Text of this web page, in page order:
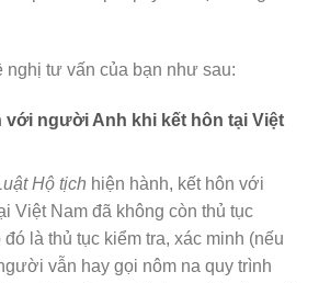
nghị tư vấn của bạn như sau:
với người Anh khi kết hôn tại Việt
Hộ tịch hiện hành, kết hôn với
Việt Nam đã không còn thủ tục
là thủ tục kiểm tra, xác minh (nếu
vẫn hay gọi nôm na quy trình